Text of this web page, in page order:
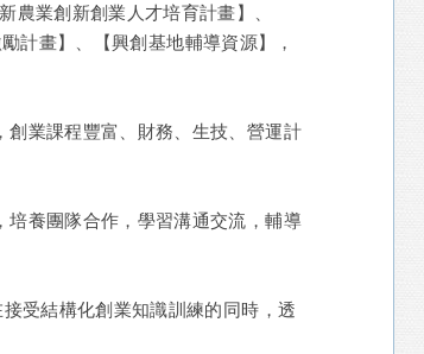
農業創新創業人才培育計畫】、
計畫】、【興創基地輔導資源】，
創業課程豐富、財務、生技、營運計
培養團隊合作，學習溝通交流，輔導
受結構化創業知識訓練的同時，透